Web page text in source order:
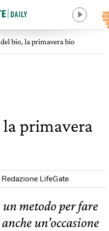
bio, la primavera bio
primavera
LifeGate
metodo per fare
un’occasione